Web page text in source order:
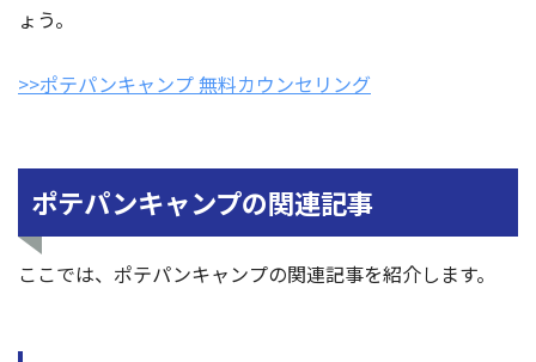
ょう。
>>ポテパンキャンプ 無料カウンセリング
ポテパンキャンプの関連記事
ここでは、ポテパンキャンプの関連記事を紹介します。